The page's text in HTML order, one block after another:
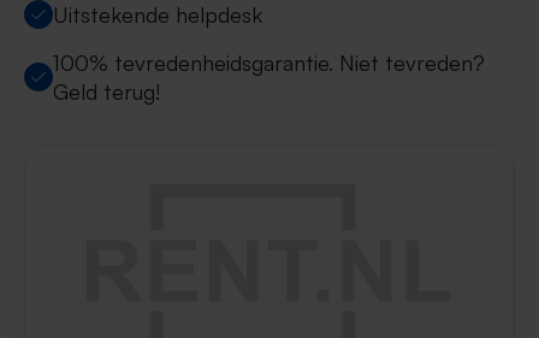
Uitstekende helpdesk
100% tevredenheidsgarantie. Niet tevreden?
Geld terug!